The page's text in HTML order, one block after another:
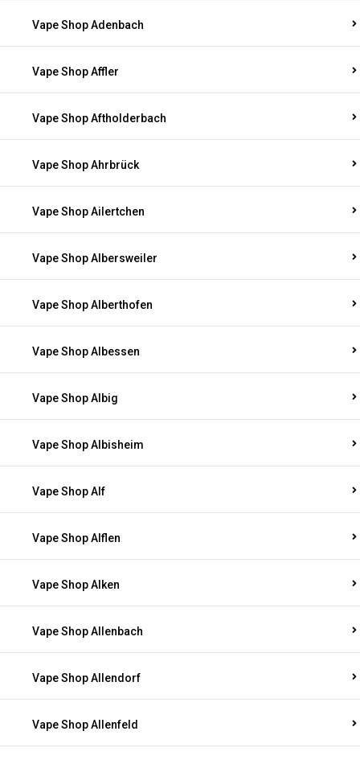
Vape Shop Adenbach
Vape Shop Affler
Vape Shop Aftholderbach
Vape Shop Ahrbrück
Vape Shop Ailertchen
Vape Shop Albersweiler
Vape Shop Alberthofen
Vape Shop Albessen
Vape Shop Albig
Vape Shop Albisheim
Vape Shop Alf
Vape Shop Alflen
Vape Shop Alken
Vape Shop Allenbach
Vape Shop Allendorf
Vape Shop Allenfeld